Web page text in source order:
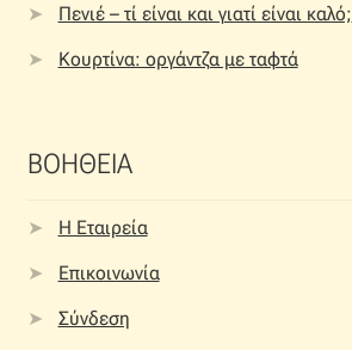
Πενιέ – τί είναι και γιατί είναι καλό;
Κουρτίνα: οργάντζα με ταφτά
ΒΟΗΘΕΙΑ
Η Εταιρεία
Επικοινωνία
Σύνδεση